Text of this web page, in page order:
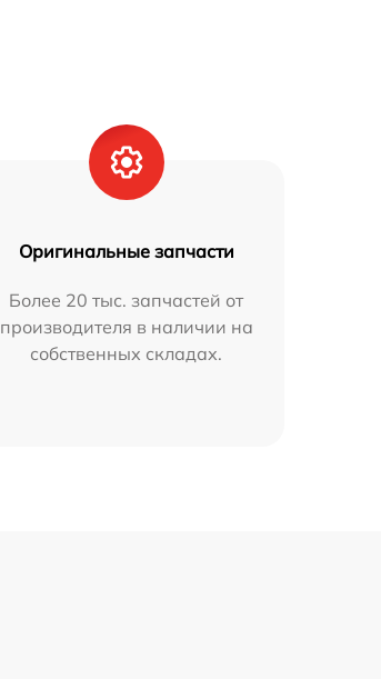
Оригинальные запчасти
Более 20 тыс. запчастей от
производителя в наличии на
собственных складах.